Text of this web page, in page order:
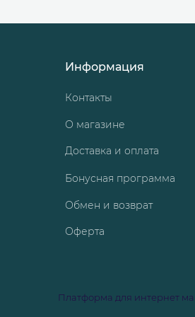
Информация
Контакты
О магазине
Доставка и оплата
Бонусная программа
Обмен и возврат
Оферта
Платформа для интернет